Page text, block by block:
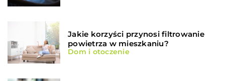
Jakie korzyści przynosi filtrowanie
powietrza w mieszkaniu?
Dom i otoczenie